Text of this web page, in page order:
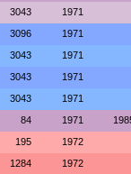
3043 1971
3096 1971
3043 1971
3043 1971
3043 1971
84 1971
195 1972
1284 1972